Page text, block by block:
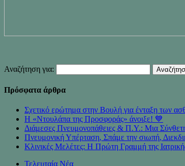
Αναζήτηση για:
Πρόσφατα άρθρα
Σχετικό ερώτημα στην Βουλή για ένταξη
Η «Ντουλάπα της Προσφοράς» άνοιξε! 💙
Διάμεσες Πνευμονοπάθειες & Π.Υ.: Μια
Πνευμονική Υπέρταση, Σπάμε την σιωπή,
Κλινικές Μελέτες: Η Πρώτη Γραμμή της
Τελευταία Νέα